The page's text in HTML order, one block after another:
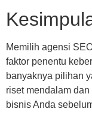
Memilih agensi
faktor penentu
banyaknya pilihan
riset mendalam
bisnis Anda